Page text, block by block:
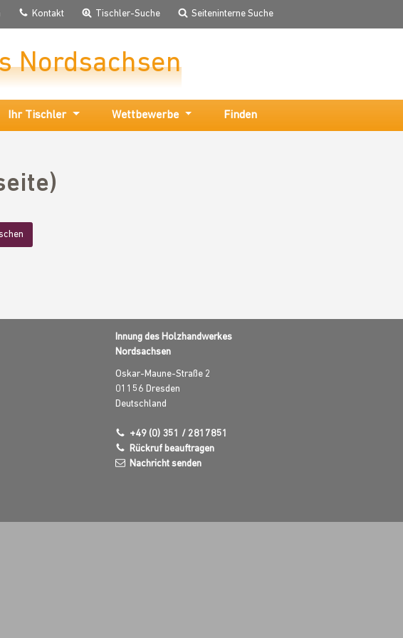
Nordsachsen
Kontakt Tischler-Suche Seiteninterne Suche
Ihr Tischler Wettbewerbe Finden
Innung des Holzhandwerkes
Nordsachsen
Oskar-Maune-Straße 2
01156 Dresden
Deutschland
+49 (0) 351 / 2817851
Rückruf beauftragen
Nachricht senden